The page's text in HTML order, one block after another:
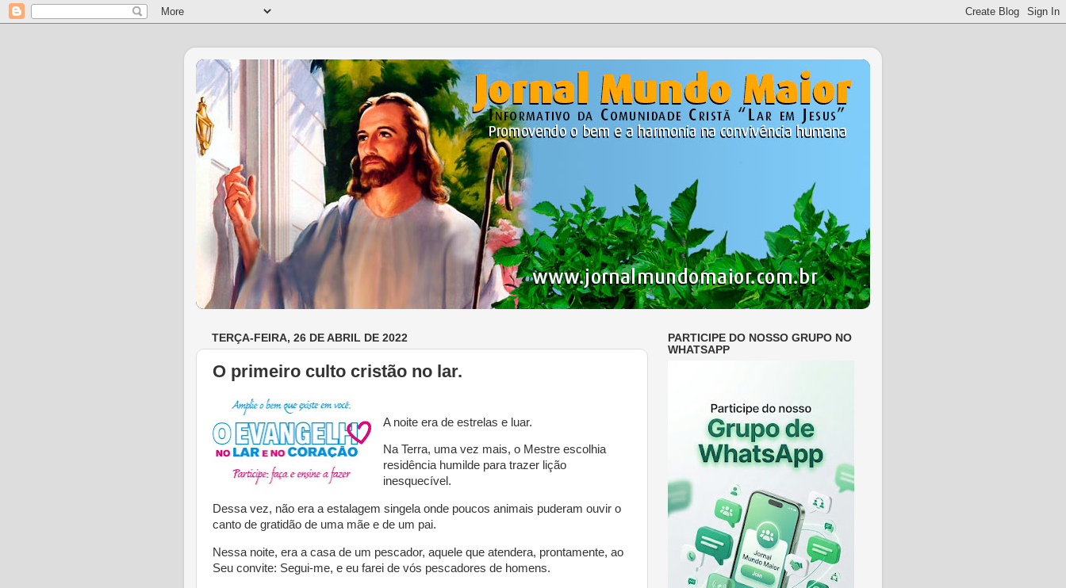
TERÇA-FEIRA, 26 DE ABRIL DE 2022
O primeiro culto cristão no lar.
A noite era de estrelas e luar.
Na Terra, uma vez mais, o Mestre escolhia
residência humilde para trazer lição
inesquecível.
Dessa vez, não era a estalagem singela onde poucos animais puderam ouvir o
canto de gratidão de uma mãe e de um pai.
Nessa noite, era a casa de um pescador, aquele que atendera, prontamente, ao
Seu convite: Segui-me, e eu farei de vós pescadores de homens.
PARTICIPE DO NOSSO GRUPO NO
WHATSAPP